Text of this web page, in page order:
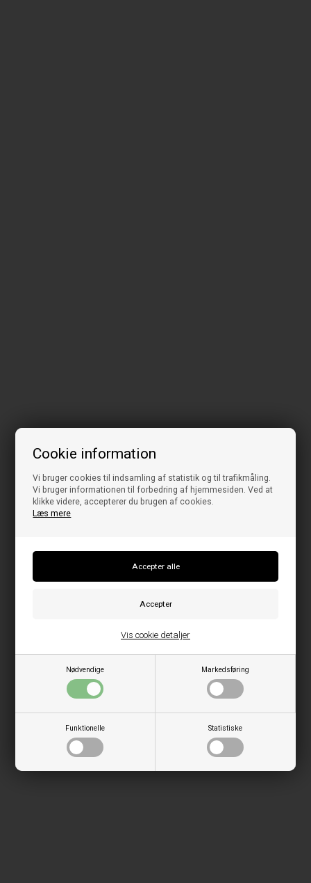
Cookie information
Vi bruger cookies til indsamling af statistik og til trafikmåling.
Vi bruger informationen til forbedring af hjemmesiden. Ved at
klikke videre, accepterer du brugen af cookies.
Læs mere
Nødvendige Markedsføring
Funktionelle Statistiske
Vis cookie detaljer